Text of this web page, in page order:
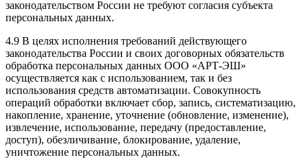
законодательством России не требуют согласия субъекта
персональных данных.
4.9 В целях исполнения требований действующего
законодательства России и своих договорных обязательств
обработка персональных данных ООО «АРТ-ЭШ»
осуществляется как с использованием, так и без
использования средств автоматизации. Совокупность
операций обработки включает сбор, запись, систематизацию,
накопление, хранение, уточнение (обновление, изменение),
извлечение, использование, передачу (предоставление,
доступ), обезличивание, блокирование, удаление,
уничтожение персональных данных.